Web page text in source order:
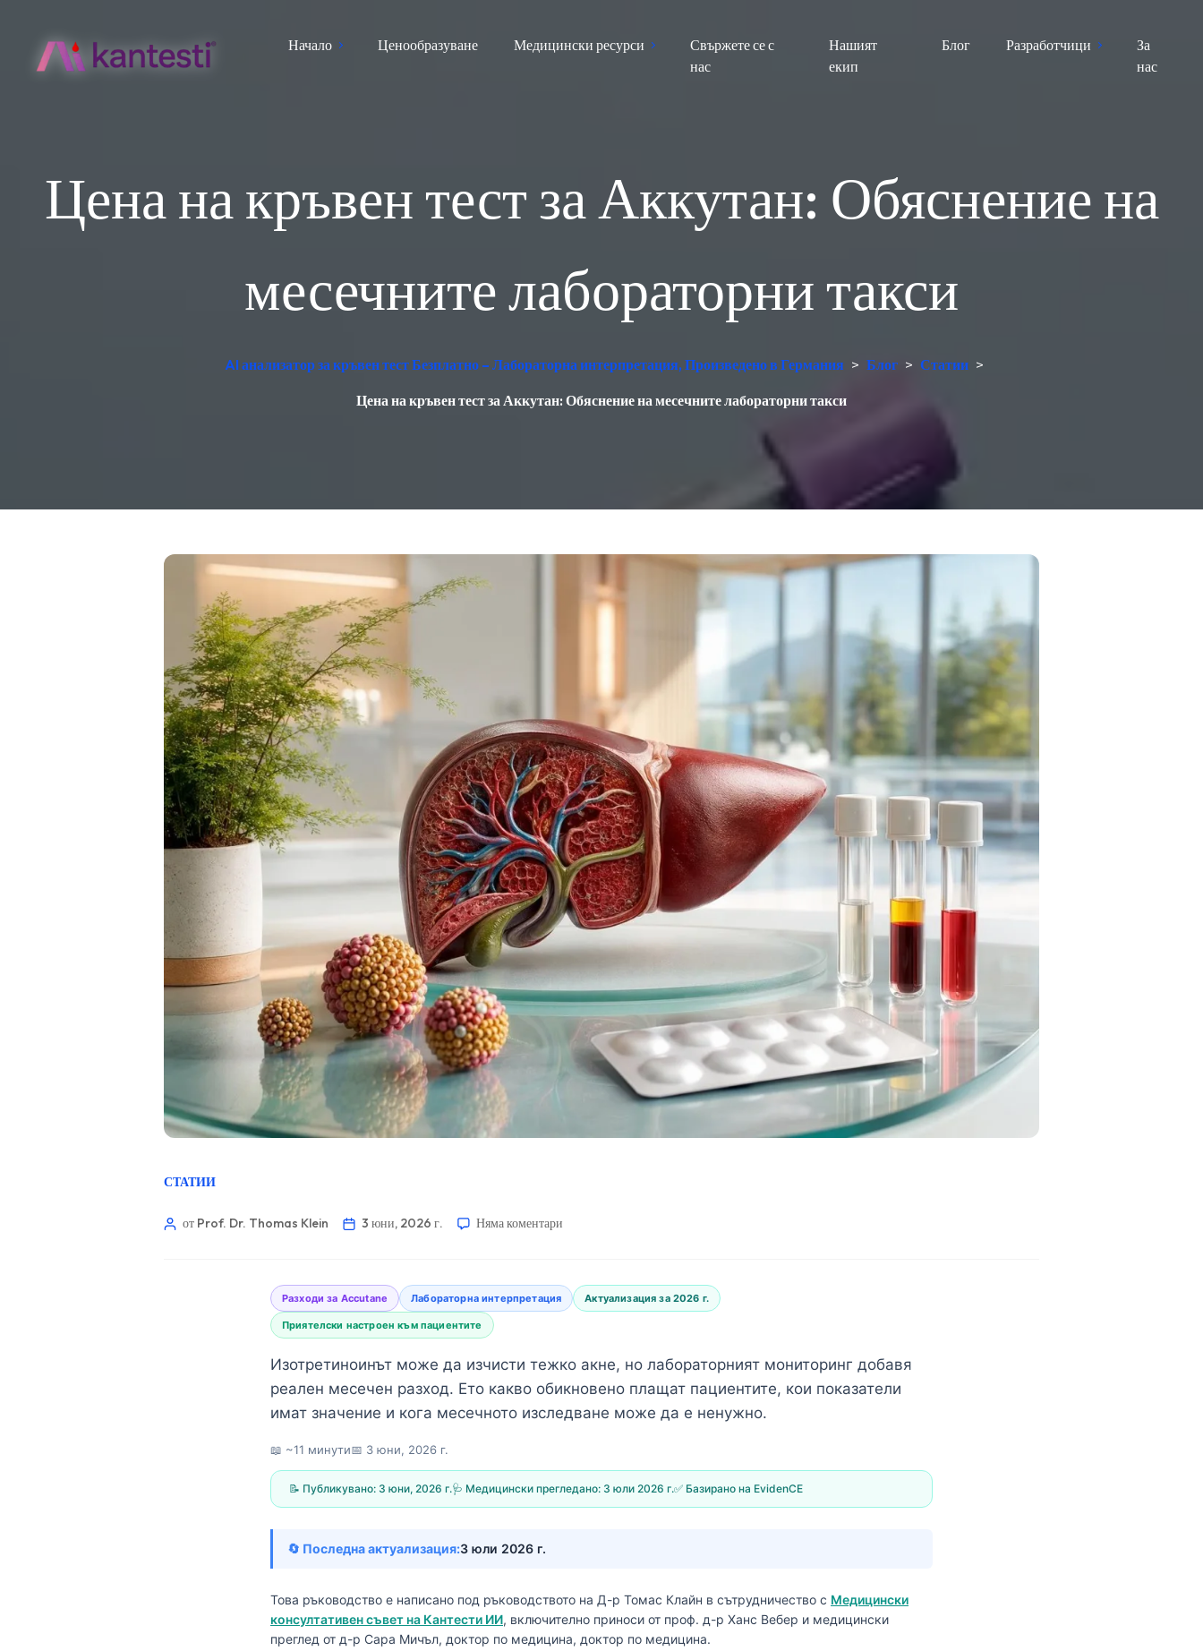
Начало Ценообразуване Медицински ресурси
Свържете се с
нас
Нашият
екип
Блог Разработчици
За
нас
Цена на кръвен тест за Аккутан: Обяснение на
месечните лабораторни такси
AI анализатор за кръвен тест Безплатно – Лабораторна интерпретация, Произведено в Германия > Блог > Статии >
Цена на кръвен тест за Аккутан: Обяснение на месечните лабораторни такси
СТАТИИ
от Prof. Dr. Thomas Klein 3 юни, 2026 г. Няма коментари
Разходи за Accutane Лабораторна интерпретация Актуализация за 2026 г.
Приятелски настроен към пациентите
Изотретиноинът може да изчисти тежко акне, но лабораторният мониторинг добавя
реален месечен разход. Ето какво обикновено плащат пациентите, кои показатели
имат значение и кога месечното изследване може да е ненужно.
📖 ~11 минути📅 3 юни, 2026 г.
📝 Публикувано: 3 юни, 2026 г.🩺 Медицински прегледано: 3 юли 2026 г.✅ Базирано на EvidenCE
🔄 Последна актуализация:3 юли 2026 г.
Това ръководство е написано под ръководството на Д-р Томас Клайн в сътрудничество с Медицински
консултативен съвет на Кантести ИИ, включително приноси от проф. д-р Ханс Вебер и медицински
преглед от д-р Сара Мичъл, доктор по медицина, доктор по медицина.